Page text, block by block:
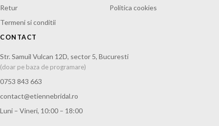
Retur
Termeni si conditii
Politica cookies
CONTACT
Str. Samuil Vulcan 12D, sector 5, Bucuresti
(doar pe baza de programare)
0753 843 663
contact@etiennebridal.ro
Luni – Vineri, 10:00 – 18:00